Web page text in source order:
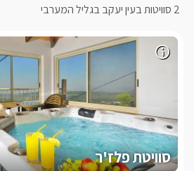
2 סוויטות בעין יעקב בגליל המערבי
סוויטת פלז'ר